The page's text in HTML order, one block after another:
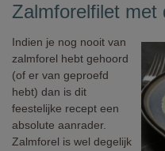
Zalmforelfilet met
Indien je nog nooit van
zalmforel hebt gehoord
(of er van geproefd
hebt) dan is dit
feestelijke recept een
absolute aanrader.
Zalmforel is wel degelijk